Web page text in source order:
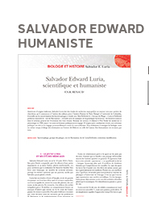
SALVADOR
HUMANISTE